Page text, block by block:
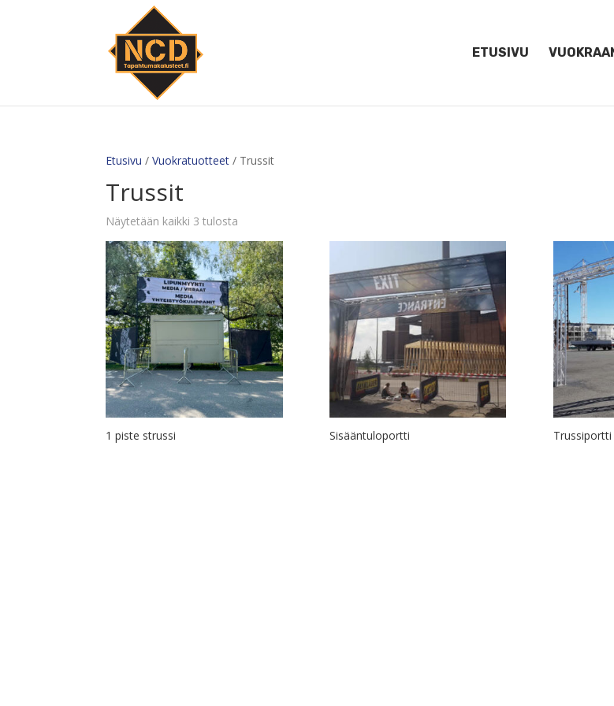
ETUSIVU
Etusivu /Vuokratuotteet / Trussit
Trussit
Näytetään kaikki 3 tulosta
1 piste strussi Sisääntuloportti Trussiportti